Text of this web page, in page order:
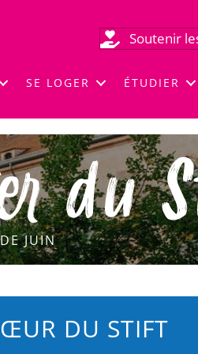
Soutenir
SE LOGER ÉTUDIER
JUIN
DU STIFT